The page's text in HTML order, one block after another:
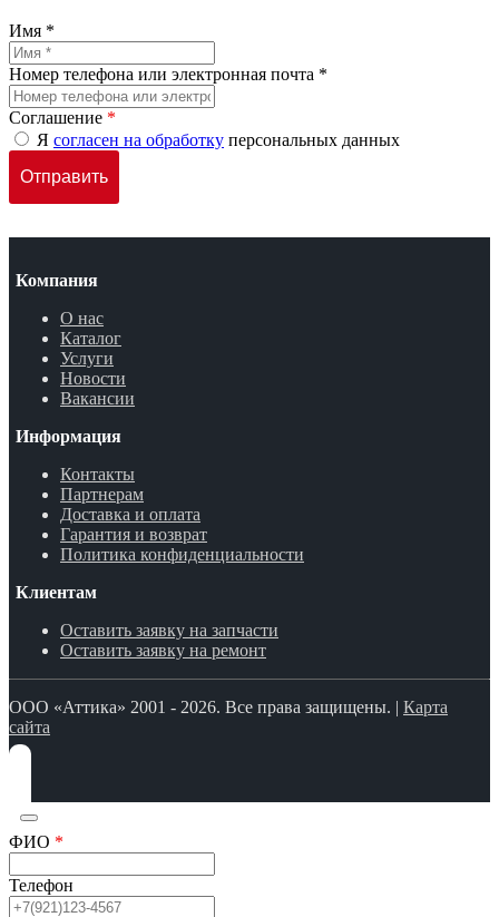
Имя *
Номер телефона или электронная почта *
Соглашение *
Я согласен на обработку персональных данных
Компания
О нас
Каталог
Услуги
Новости
Вакансии
Информация
Контакты
Партнерам
Доставка и оплата
Гарантия и возврат
Политика конфиденциальности
Клиентам
Оставить заявку на запчасти
Оставить заявку на ремонт
ООО «Аттика» 2001 - 2026. Все права защищены. | Карта
сайта
ФИО *
Телефон